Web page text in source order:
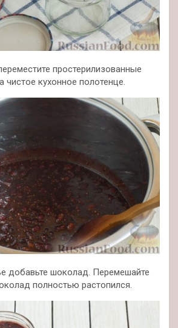
простерилизованные
кухонное полотенце.
добавьте шоколад. Перемешайте
полностью растопился.